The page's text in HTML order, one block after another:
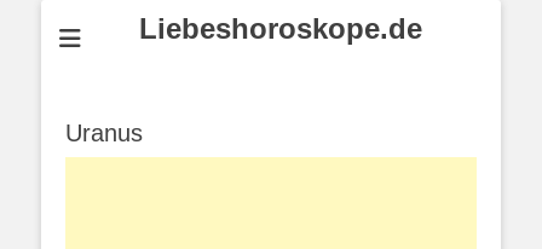
Liebeshoroskope.de
Uranus